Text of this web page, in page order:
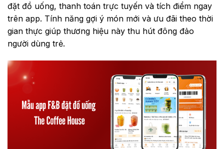
đặt đồ uống, thanh toán trực tuyến và tích điểm ngay
trên app. Tính năng gợi ý món mới và ưu đãi theo thời
gian thực giúp thương hiệu này thu hút đông đảo
người dùng trẻ.